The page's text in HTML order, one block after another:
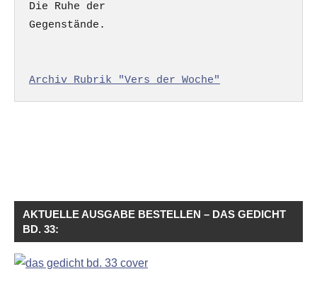
Die Ruhe der
Gegenstände.
Archiv Rubrik "Vers der Woche"
AKTUELLE AUSGABE BESTELLEN – DAS GEDICHT
BD. 33: